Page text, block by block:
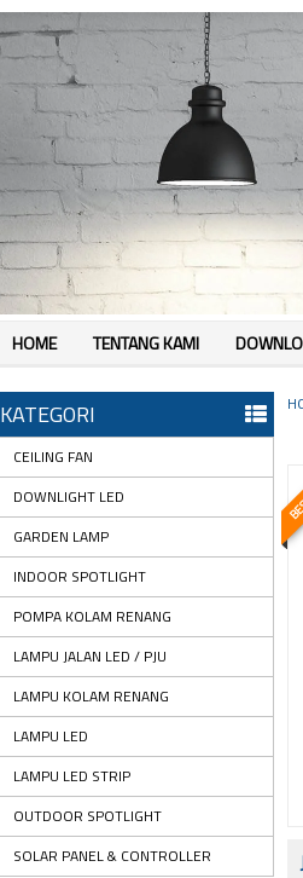
HOME TENTANG KAMI
KATEGORI
CEILING FAN
DOWNLIGHT LED
GARDEN LAMP
INDOOR SPOTLIGHT
POMPA KOLAM RENANG
LAMPU JALAN LED / PJU
LAMPU KOLAM RENANG
LAMPU LED
LAMPU LED STRIP
OUTDOOR SPOTLIGHT
SOLAR PANEL & CONTROLLER